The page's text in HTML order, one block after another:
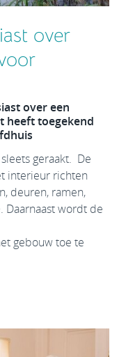
over
over een
heeft toegekend
geraakt. De
interieur richten
deuren, ramen,
Daarnaast wordt de
gebouw toe te